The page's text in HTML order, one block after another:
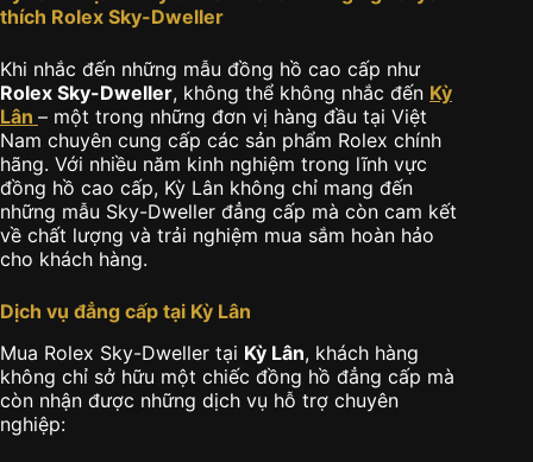
thích Rolex Sky-Dweller
Khi nhắc đến những mẫu đồng hồ cao cấp như
Rolex Sky-Dweller, không thể không nhắc đến Kỳ
Lân – một trong những đơn vị hàng đầu tại Việt
Nam chuyên cung cấp các sản phẩm Rolex chính
hãng. Với nhiều năm kinh nghiệm trong lĩnh vực
đồng hồ cao cấp, Kỳ Lân không chỉ mang đến
những mẫu Sky-Dweller đẳng cấp mà còn cam kết
về chất lượng và trải nghiệm mua sắm hoàn hảo
cho khách hàng.
Dịch vụ đẳng cấp tại Kỳ Lân
Mua Rolex Sky-Dweller tại Kỳ Lân, khách hàng
không chỉ sở hữu một chiếc đồng hồ đẳng cấp mà
còn nhận được những dịch vụ hỗ trợ chuyên
nghiệp: